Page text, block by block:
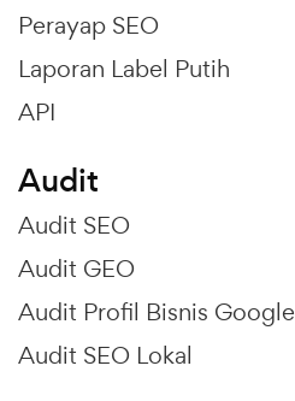
Perayap SEO
Laporan Label Putih
API
Audit
Audit SEO
Audit GEO
Audit Profil Bisnis Google
Audit SEO Lokal